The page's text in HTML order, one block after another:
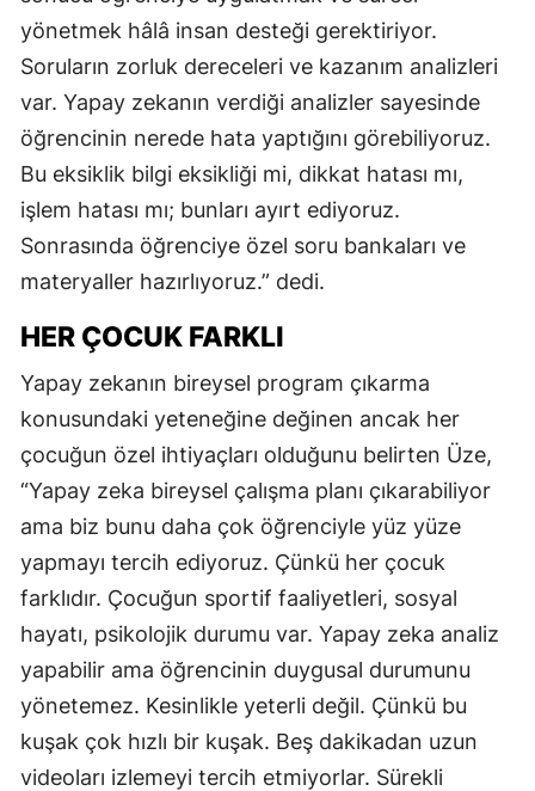
yönetmek hâlâ insan desteği gerektiriyor.
Soruların zorluk dereceleri ve kazanım analizleri
var. Yapay zekanın verdiği analizler sayesinde
öğrencinin nerede hata yaptığını görebiliyoruz.
Bu eksiklik bilgi eksikliği mi, dikkat hatası mı,
işlem hatası mı; bunları ayırt ediyoruz.
Sonrasında öğrenciye özel soru bankaları ve
materyaller hazırlıyoruz.” dedi.
HER ÇOCUK FARKLI
Yapay zekanın bireysel program çıkarma
konusundaki yeteneğine değinen ancak her
çocuğun özel ihtiyaçları olduğunu belirten Üze,
“Yapay zeka bireysel çalışma planı çıkarabiliyor
ama biz bunu daha çok öğrenciyle yüz yüze
yapmayı tercih ediyoruz. Çünkü her çocuk
farklıdır. Çocuğun sportif faaliyetleri, sosyal
hayatı, psikolojik durumu var. Yapay zeka analiz
yapabilir ama öğrencinin duygusal durumunu
yönetemez. Kesinlikle yeterli değil. Çünkü bu
kuşak çok hızlı bir kuşak. Beş dakikadan uzun
videoları izlemeyi tercih etmiyorlar. Sürekli